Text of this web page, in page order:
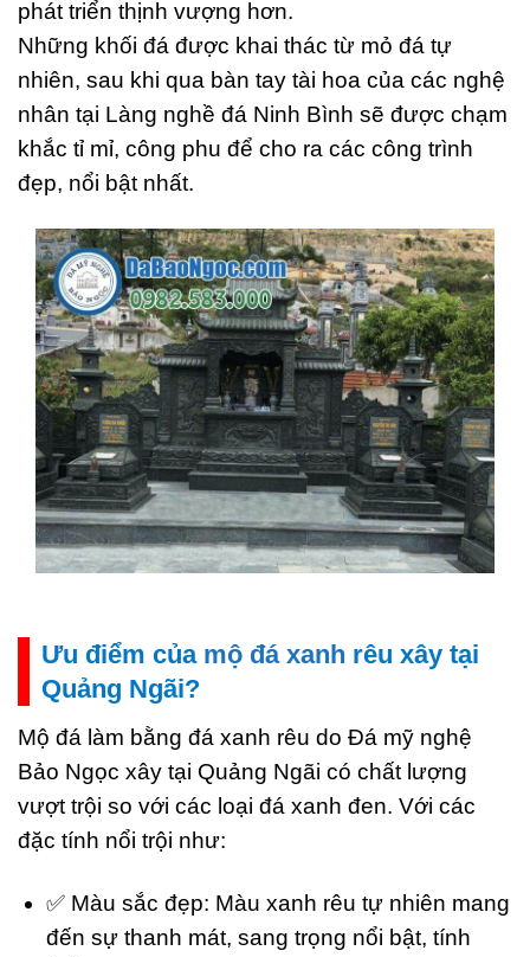
phát triển thịnh vượng hơn.
Những khối đá được khai thác từ mỏ đá tự
nhiên, sau khi qua bàn tay tài hoa của các nghệ
nhân tại Làng nghề đá Ninh Bình sẽ được chạm
khắc tỉ mỉ, công phu để cho ra các công trình
đẹp, nổi bật nhất.
Ưu điểm của mộ đá xanh rêu xây tại
Quảng Ngãi?
Mộ đá làm bằng đá xanh rêu do Đá mỹ nghệ
Bảo Ngọc xây tại Quảng Ngãi có chất lượng
vượt trội so với các loại đá xanh đen. Với các
đặc tính nổi trội như:
✅ Màu sắc đẹp: Màu xanh rêu tự nhiên mang
đến sự thanh mát, sang trọng nổi bật, tính